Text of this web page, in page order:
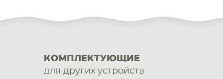
КОМПЛЕКТУЮЩИЕ
для других устройств